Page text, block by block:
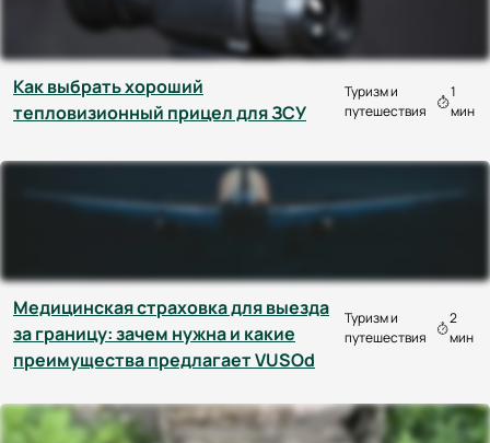
Как выбрать хороший
тепловизионный прицел для ЗСУ
Туризм и
путешествия
1
мин
Медицинская страховка для выезда
за границу: зачем нужна и какие
преимущества предлагает VUSOd
Туризм и
путешествия
2
мин